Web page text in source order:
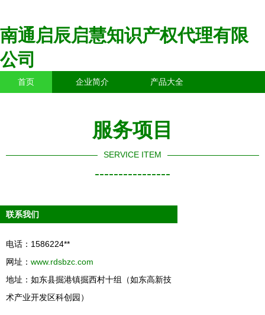
南通启辰启慧知识产权代理有限
公司
首页 企业简介 产品大全
服务项目
SERVICE ITEM
----------------
联系我们
电话：1586224**
网址： www.rdsbzc.com
地址：如东县掘港镇掘西村十组（如东高新技
术产业开发区科创园）